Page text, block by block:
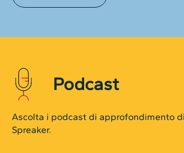
Podcast
Ascolta i podcast di approfondimento
Spreaker.